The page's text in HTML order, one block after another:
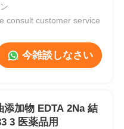
consult customer service
今雑談しなさい
添加物 EDTA 2Na 結
3 医薬品用